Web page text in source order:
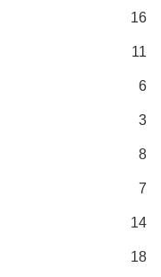
16
11
6
3
8
7
14
18